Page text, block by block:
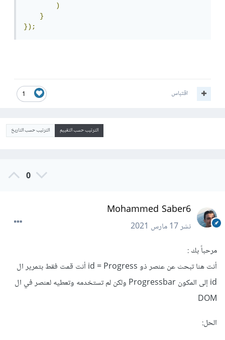
)
}
});
1 اقتباس
الترتيب حسب التقييم الترتيب حسب التاريخ
0
Mohammed Saber6
نشر17 مارس 2021
مرحباً بك :
أنت هنا تبحث عن عنصر ذو id = Progress أنت قمت فقط بتمرير ال
id إلى المكون Progressbar ولكن لم تستخدمه وتعطيه لعنصر في ال
DOM
الحل: